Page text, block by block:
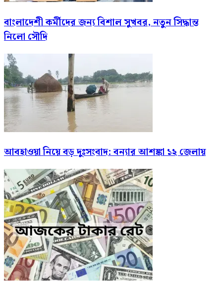
বাংলাদেশী কর্মীদের জন্য বিশাল সুখবর, নতুন সিদ্ধান্ত
নিলো সৌদি
আবহাওয়া নিয়ে বড় দুঃসংবাদ: বন্যার আশঙ্কা ১২ জেলায়